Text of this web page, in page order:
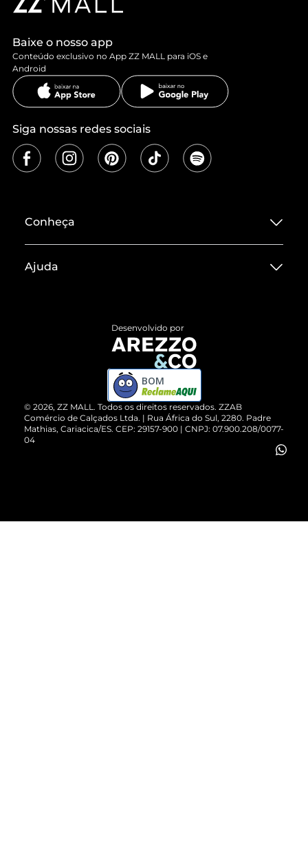
Baixe o nosso app
Conteúdo exclusivo no App ZZ MALL para iOS e
Android
Siga nossas redes sociais
Conheça
Termos de Uso
ZZ MALL é confiável
Cartão Presente
Vendas Corporativas
Ajuda
Devolução do Produto
Compre pelo WhatsApp
© 2026, ZZ MALL. Todos os direitos reservados. ZZAB
Comércio de Calçados Ltda. | Rua África do Sul, 2280. Padre
Mathias, Cariacica/ES. CEP: 29157-900 | CNPJ: 07.900.208/0077-
04
Desenvolvido por
BOM